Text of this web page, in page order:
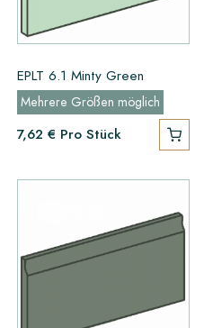
EPLT 6.1 Minty Green
Mehrere Größen möglich
7,62 € Pro Stück